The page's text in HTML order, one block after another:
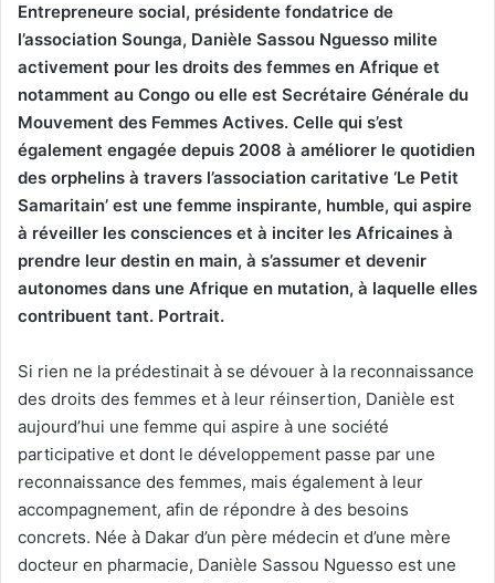
Entrepreneure social, présidente fondatrice de
l’association Sounga, Danièle Sassou Nguesso milite
activement pour les droits des femmes en Afrique et
notamment au Congo ou elle est Secrétaire Générale du
Mouvement des Femmes Actives. Celle qui s’est
également engagée depuis 2008 à améliorer le quotidien
des orphelins à travers l’association caritative ‘Le Petit
Samaritain’ est une femme inspirante, humble, qui aspire
à réveiller les consciences et à inciter les Africaines à
prendre leur destin en main, à s’assumer et devenir
autonomes dans une Afrique en mutation, à laquelle elles
contribuent tant. Portrait.
Si rien ne la prédestinait à se dévouer à la reconnaissance
des droits des femmes et à leur réinsertion, Danièle est
aujourd’hui une femme qui aspire à une société
participative et dont le développement passe par une
reconnaissance des femmes, mais également à leur
accompagnement, afin de répondre à des besoins
concrets. Née à Dakar d’un père médecin et d’une mère
docteur en pharmacie, Danièle Sassou Nguesso est une